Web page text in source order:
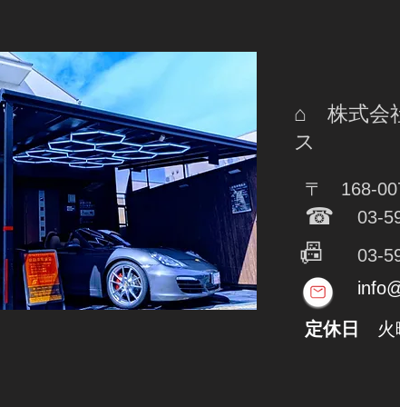
⌂ 株式会
ス
〒 168-
☎ 03-
📠
03-
定休日